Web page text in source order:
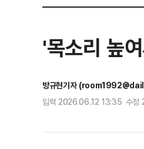
'목소리 높
방규현기자
입력 2026.06.12 13:35 수정